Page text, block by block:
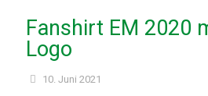
Fanshirt EM 2020
Logo
10. Juni 2021